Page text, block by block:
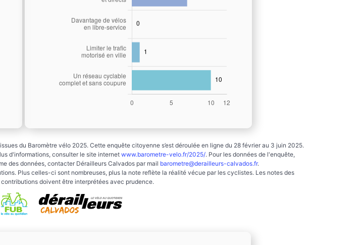
du Baromètre vélo 2025. Cette enquête citoyenne s’est déroulée en ligne du 28 février au 3 juin 2025.
d'informations, consulter le site internet www.barometre-velo.fr/2025/. Pour les données de l'enquête,
des données, contacter Dérailleurs Calvados par mail barometre@derailleurs-calvados.fr.
Plus celles-ci sont nombreuses, plus la note reflète la réalité vécue par les cyclistes. Les notes des
doivent être interprétées avec prudence.